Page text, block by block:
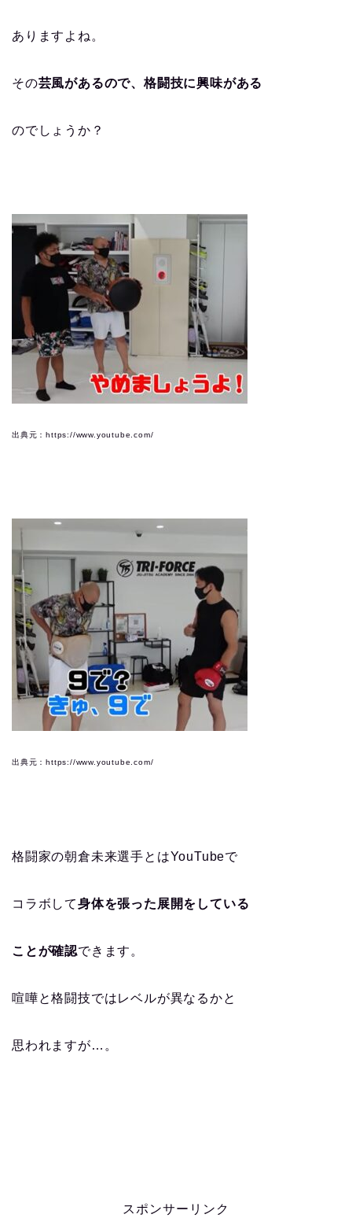
ありますよね。
その芸風があるので、格闘技に興味がある
のでしょうか？
出典元：https://www.youtube.com/
出典元：https://www.youtube.com/
格闘家の朝倉未来選手とはYouTubeで
コラボして身体を張った展開をしている
ことが確認できます。
喧嘩と格闘技ではレベルが異なるかと
思われますが…。
スポンサーリンク